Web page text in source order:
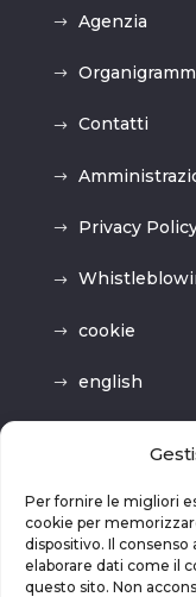
Per fornire le migliori
cookie per
dispositivo. Il
elaborare dati come il
questo sito. Non
Agenzia
Contatti
Privacy
cookie
english
Previsioni